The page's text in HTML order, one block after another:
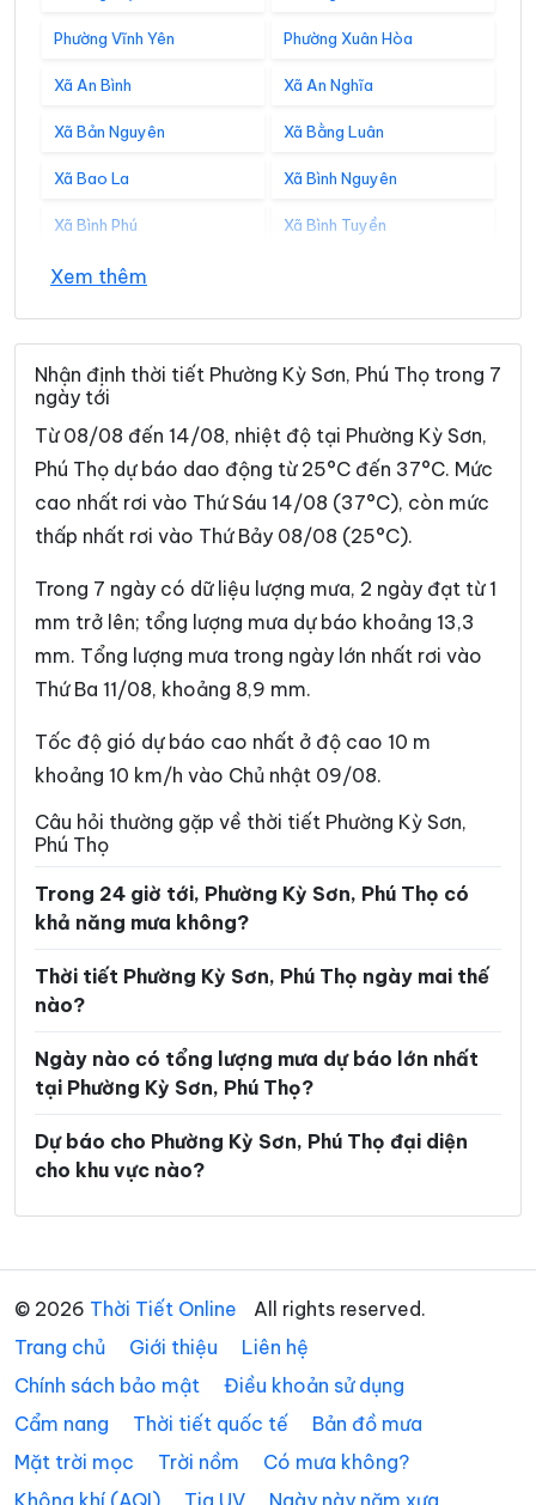
Phường Vĩnh Yên Phường Xuân Hòa
Xã An Bình Xã An Nghĩa
Xã Bản Nguyên Xã Bằng Luân
Xã Bao La Xã Bình Nguyên
Xã Bình Phú Xã Bình Tuyền
Xã Bình Xuyên
Xã Cao Dương Xã Cao Phong
Xã Cao Sơn Xã Chân Mộng
Xã Chí Đám
Xã Cự Đồng Xã Đà Bắc
Xã Đại Đình Xã Đại Đồng
Xã Dân Chủ Xã Đan Thượng
Xã Đạo Trù Xã Đào Xá
Xã Đoan Hùng Xã Đồng Lương
Xã Đông Thành Xã Đức Nhàn
Xã Dũng Tiến Xã Hạ Hòa
Xã Hải Lựu Xã Hiền Lương
Xã Hiền Quan Xã Hoàng An
Xã Hợp Kim
Xã Hùng Việt Xã Hương Cần
Xã Hy Cương
Xã Kim Bôi Xã Lạc Lương
Xã Lạc Sơn Xã Lạc Thủy
Xã Lai Đồng Xã Lâm Thao
Xã Liên Sơn Xã Long Cốc
Xã Lương Sơn Xã Mai Châu
Xã Mai Hạ Xã Minh Đài
Xã Minh Hòa Xã Mường Bi
Xem thêm
Nhận định thời tiết Phường Kỳ Sơn, Phú Thọ trong 7
ngày tới
Từ 08/08 đến 14/08, nhiệt độ tại Phường Kỳ Sơn,
Phú Thọ dự báo dao động từ 25°C đến 37°C. Mức
cao nhất rơi vào Thứ Sáu 14/08 (37°C), còn mức
thấp nhất rơi vào Thứ Bảy 08/08 (25°C).
Trong 7 ngày có dữ liệu lượng mưa, 2 ngày đạt từ 1
mm trở lên; tổng lượng mưa dự báo khoảng 13,3
mm. Tổng lượng mưa trong ngày lớn nhất rơi vào
Thứ Ba 11/08, khoảng 8,9 mm.
Tốc độ gió dự báo cao nhất ở độ cao 10 m
khoảng 10 km/h vào Chủ nhật 09/08.
Câu hỏi thường gặp về thời tiết Phường Kỳ Sơn,
Phú Thọ
Trong 24 giờ tới, Phường Kỳ Sơn, Phú Thọ có
khả năng mưa không?
Thời tiết Phường Kỳ Sơn, Phú Thọ ngày mai thế
nào?
Ngày nào có tổng lượng mưa dự báo lớn nhất
tại Phường Kỳ Sơn, Phú Thọ?
Dự báo cho Phường Kỳ Sơn, Phú Thọ đại diện
cho khu vực nào?
© 2026 Thời Tiết Online
All rights reserved.
Trang chủ
Giới thiệu
Liên hệ
Chính sách bảo mật
Điều khoản sử dụng
Cẩm nang
Thời tiết quốc tế
Bản đồ mưa
Mặt trời mọc
Trời nồm
Có mưa không?